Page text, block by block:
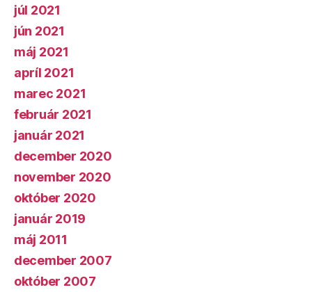
júl 2021
jún 2021
máj 2021
apríl 2021
marec 2021
február 2021
január 2021
december 2020
november 2020
október 2020
január 2019
máj 2011
december 2007
október 2007